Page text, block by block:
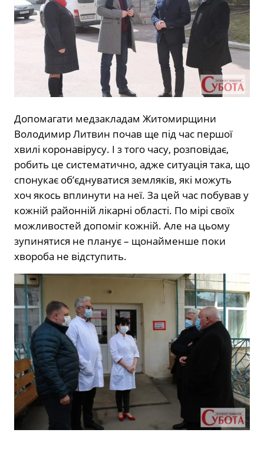
Допомагати медзакладам Житомирщини
Володимир Литвин почав ще під час першої
хвилі коронавірусу. І з того часу, розповідає,
робить це систематично, адже ситуація така, що
спонукає об’єднуватися земляків, які можуть
хоч якось вплинути на неї. За цей час побував у
кожній районній лікарні області. По мірі своїх
можливостей допоміг кожній. Але на цьому
зупинятися не планує – щонайменше поки
хвороба не відступить.